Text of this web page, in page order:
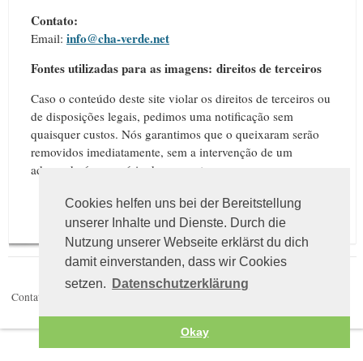
Cookies helfen uns bei der Bereitstellung
unserer Inhalte und Dienste. Durch die
Nutzung unserer Webseite erklärst du dich
damit einverstanden, dass wir Cookies
setzen.
Datenschutzerklärung
Okay
Contato:
Email: info@cha-verde.net
Fontes utilizadas para as imagens: direitos de terceiros
Caso o conteúdo deste site violar os direitos de terceiros ou
de disposições legais, pedimos uma notificação sem
quaisquer custos. Nós garantimos que o queixaram serão
removidos imediatamente, sem a intervenção de um
advogado é necessário de sua parte.
Contatos